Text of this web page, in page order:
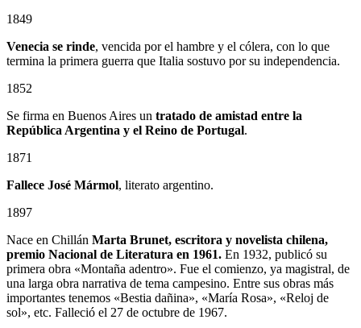
1849
Venecia se rinde, vencida por el hambre y el cólera, con lo que
termina la primera guerra que Italia sostuvo por su independencia.
1852
Se firma en Buenos Aires un tratado de amistad entre la
República Argentina y el Reino de Portugal.
1871
Fallece José Mármol, literato argentino.
1897
Nace en Chillán Marta Brunet, escritora y novelista chilena,
premio Nacional de Literatura en 1961. En 1932, publicó su
primera obra «Montaña adentro». Fue el comienzo, ya magistral, de
una larga obra narrativa de tema campesino. Entre sus obras más
importantes tenemos «Bestia dañina», «María Rosa», «Reloj de
sol», etc. Falleció el 27 de octubre de 1967.